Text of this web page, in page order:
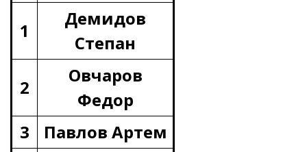
1
Демидов
Степан
2
Овчаров
Федор
3
Павлов Артем